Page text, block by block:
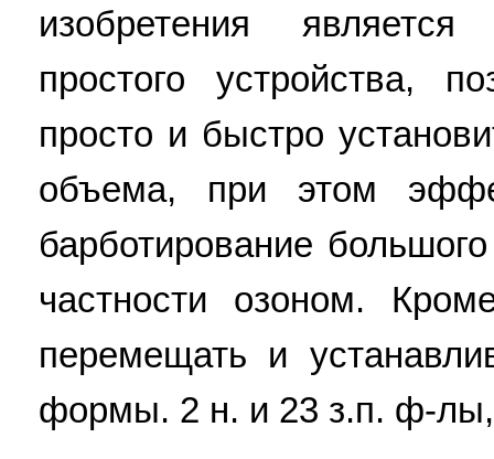
изобретения является
простого устройства,
просто и быстро
объема, при этом
барботирование
частности озоном.
перемещать и
формы. 2 н. и 23 з.п. ф-